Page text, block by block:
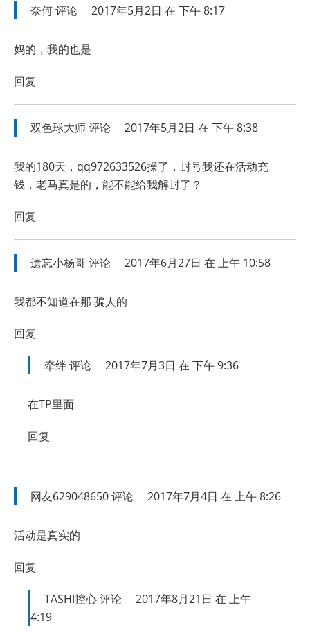
奈何评论 2017年5月2日 在 下午 8:17
妈的，我的也是
回复
双色球大师评论 2017年5月2日 在 下午 8:38
我的180天，qq972633526操了，封号我还在活动充
钱，老马真是的，能不能给我解封了？
回复
遗忘小杨哥评论 2017年6月27日 在 上午 10:58
我都不知道在那 骗人的
回复
牵绊评论 2017年7月3日 在 下午 9:36
在TP里面
回复
网友629048650评论 2017年7月4日 在 上午 8:26
活动是真实的
回复
TASHI控心评论
2017年8月21日 在 上午
4:19